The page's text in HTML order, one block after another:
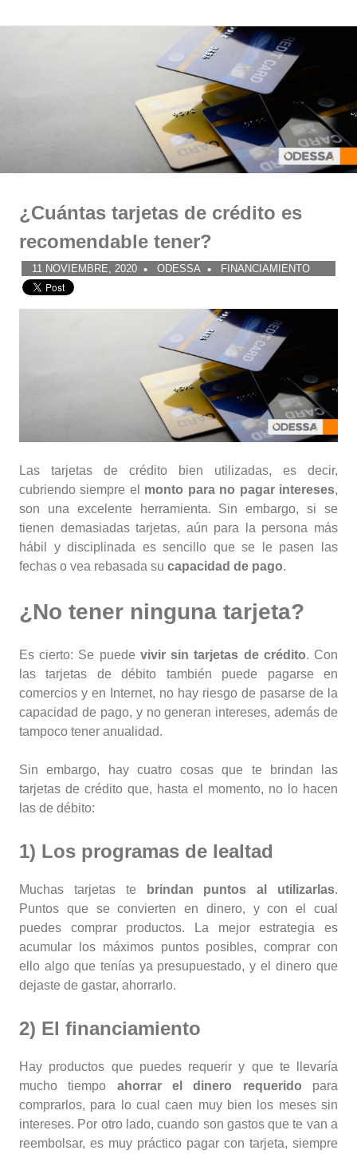
Comunidad
¿Cuántas tarjetas de crédito es
recomendable tener?
11 NOVIEMBRE, 2020 ODESSA FINANCIAMIENTO
Las tarjetas de crédito bien utilizadas, es decir,
cubriendo siempre el monto para no pagar intereses,
son una excelente herramienta. Sin embargo, si se
tienen demasiadas tarjetas, aún para la persona más
hábil y disciplinada es sencillo que se le pasen las
fechas o vea rebasada su capacidad de pago.
¿No tener ninguna tarjeta?
Es cierto: Se puede vivir sin tarjetas de crédito. Con
las tarjetas de débito también puede pagarse en
comercios y en Internet, no hay riesgo de pasarse de la
capacidad de pago, y no generan intereses, además de
tampoco tener anualidad.
Sin embargo, hay cuatro cosas que te brindan las
tarjetas de crédito que, hasta el momento, no lo hacen
las de débito:
1) Los programas de lealtad
Muchas tarjetas te brindan puntos al utilizarlas.
Puntos que se convierten en dinero, y con el cual
puedes comprar productos. La mejor estrategia es
acumular los máximos puntos posibles, comprar con
ello algo que tenías ya presupuestado, y el dinero que
dejaste de gastar, ahorrarlo.
2) El financiamiento
Hay productos que puedes requerir y que te llevaría
mucho tiempo ahorrar el dinero requerido para
comprarlos, para lo cual caen muy bien los meses sin
intereses. Por otro lado, cuando son gastos que te van a
reembolsar, es muy práctico pagar con tarjeta, siempre